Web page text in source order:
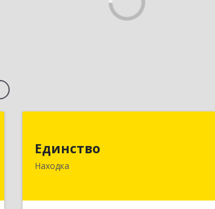
Единство
Находка
692943, Приморский край, Находка г,
Врангель мкр, Железнодорожная ул,